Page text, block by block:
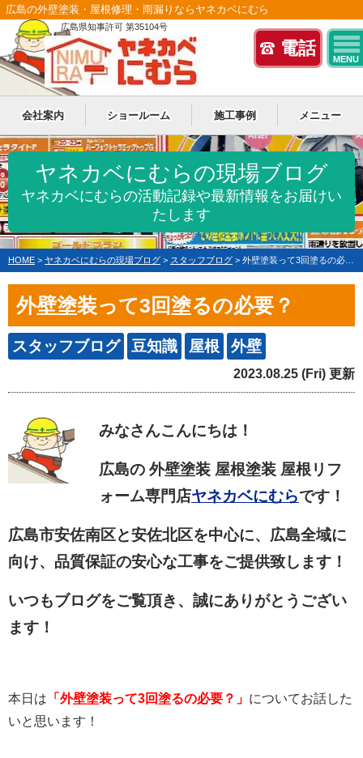
電話
MENU
広島の外壁塗装・屋根修理・雨漏りならヤネカベにむら
広島県知事許可 第35104号
会社案内 ショールーム 施工事例 メニュー
ヤネカベにむらの現場ブログ
ヤネカベにむらの活動記録や最新情報をお届けい
たします
HOME > ヤネカベにむらの現場ブログ > スタッフブログ > 外壁塗装って3回塗るの必要？
外壁塗装って3回塗るの必要？
スタッフブログ 豆知識 屋根 外壁
2023.08.25 (Fri) 更新
みなさんこんにちは！
広島の 外壁塗装 屋根塗装 屋根リフ
ォーム専門店ヤネカベにむらです！
広島市安佐南区と安佐北区を中心に、広島全域に
向け、品質保証の安心な工事をご提供致します！
いつもブログをご覧頂き、誠にありがとうござい
ます！
本日は 「外壁塗装って3回塗るの必要？」 についてお話した
いと思います！